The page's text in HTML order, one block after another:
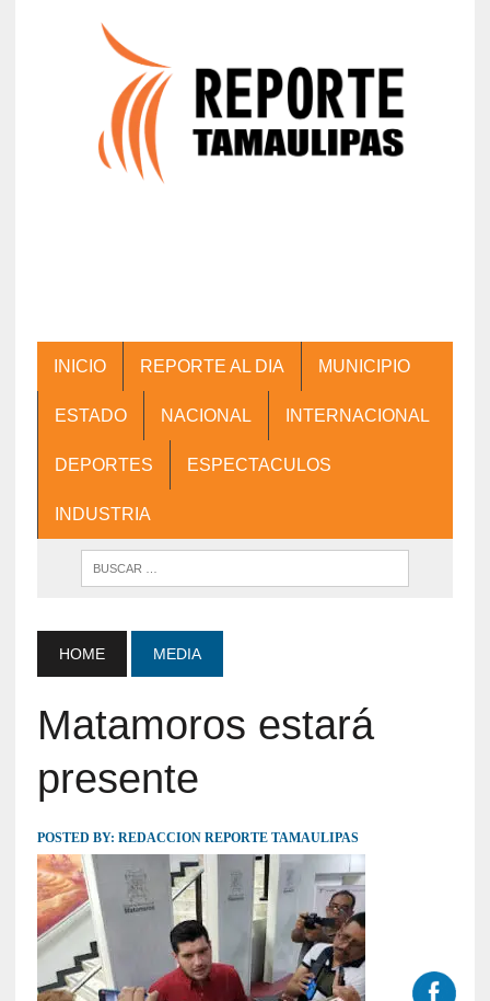
INICIO REPORTE AL DIA MUNICIPIO
ESTADO NACIONAL INTERNACIONAL
DEPORTES ESPECTACULOS
INDUSTRIA
HOME MEDIA
Matamoros estará
presente
POSTED BY: REDACCION REPORTE TAMAULIPAS